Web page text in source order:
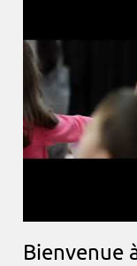
Bienvenue